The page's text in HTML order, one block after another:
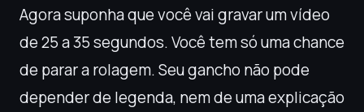
Agora suponha que você vai gravar um vídeo
de 25 a 35 segundos. Você tem só uma chance
de parar a rolagem. Seu gancho não pode
depender de legenda, nem de uma explicação